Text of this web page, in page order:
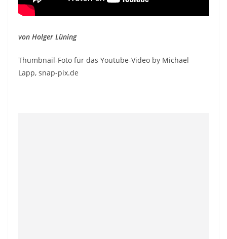
von Holger Lüning
Thumbnail-Foto für das Youtube-Video by Michael
Lapp, snap-pix.de